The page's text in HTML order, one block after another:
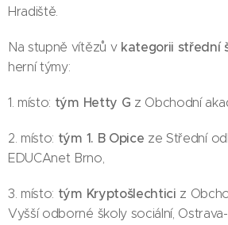
Hradiště.
Na stupně vítězů v kategorii střední
herní týmy:
1. místo: tým Hetty G z Obchodní
2. místo: tým 1. B Opice ze Střední
EDUCAnet Brno,
3. místo: tým Kryptošlechtici z
Vyšší odborné školy sociální,